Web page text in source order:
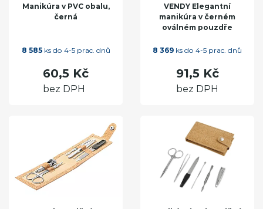
Manikúra v PVC obalu,
černá
8 585ks do 4-5 prac. dnů
60,5 Kč
bez DPH
VENDY Elegantní
manikúra v černém
oválném pouzdře
8 369 ks do 4-5 prac. dnů
91,5 Kč
bez DPH